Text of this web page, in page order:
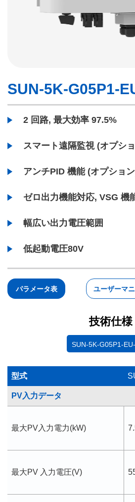
SUN-5K-G05P1-
2 回路, 最大効率 97.5%
スマート遠隔監視 (オプシ
アンチPID 機能 (オプショ
ゼロ出力機能対応, VSG 機
幅広い出力電圧範囲
低起動電圧80V
パラメータ表 ユーザーマ
技術仕様
SUN-5K-G05P1-
型式
PV入力データ
最大PV入力電力(kW)
最大PV 入力電圧(V)